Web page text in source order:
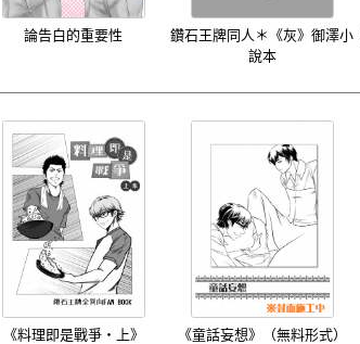
論告白的重要性
鑽石王牌同人＊《灰》御澤小
說本
《料理即是戰爭‧上》 《童話妄想》（無料形式）